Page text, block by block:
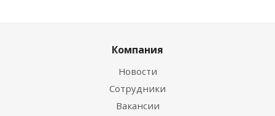
Компания
Новости
Сотрудники
Вакансии